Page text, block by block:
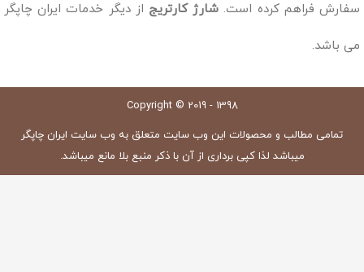
سفارش فراهم کرده است. شارژ کارتریج از دیگر خدمات ایران چاپگر
می باشد.
Copyright © 2019 - 1398
تمامی مطالب و محصولات این وب سایت متعلق به وب سایت ایران چاپگر
میباشد لذا کپی برداری از آن با ذکر منبع بلا مانع میباشد.